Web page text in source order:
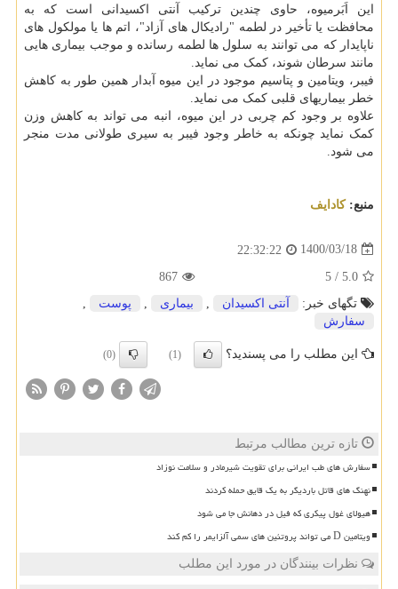
این اَبَرمیوه، حاوی چندین ترکیب آنتی اکسیدانی است که به
محافظت یا تأخیر در لطمه "رادیکال های آزاد"، اتم ها یا مولکول های
ناپایدار که می توانند به سلول ها لطمه رسانده و موجب بیماری هایی
مانند سرطان شوند، کمک می نماید.
فیبر، ویتامین و پتاسیم موجود در این میوه آبدار همین طور به کاهش
خطر بیماریهای قلبی کمک می نماید.
علاوه بر وجود کم چربی در این میوه، انبه می تواند به کاهش وزن
کمک نماید چونکه به خاطر وجود فیبر به سیری طولانی مدت منجر
می شود.
منبع:كادایف
1400/03/18
22:32:22
5.0
/
5
867
تگهای خبر:
آنتی اكسیدان بیماری پوست
سفارش
این مطلب را می پسندید؟ (1)
(0)
تازه ترین مطالب مرتبط
سفارش های طب ایرانی برای تقویت شیرمادر و سلامت نوزاد
نهنگ های قاتل باردیگر به یک قایق حمله کردند
هیولای غول پیکری که فیل در دهانش جا می شود
ویتامین D می تواند پروتئین های سمی آلزایمر را کم کند
نظرات بینندگان در مورد این مطلب